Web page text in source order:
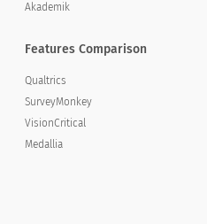
Akademik
Features Comparison
Qualtrics
SurveyMonkey
VisionCritical
Medallia